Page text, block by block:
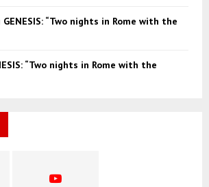
GENESIS: “Two nights in Rome with the
“Two nights in Rome with the